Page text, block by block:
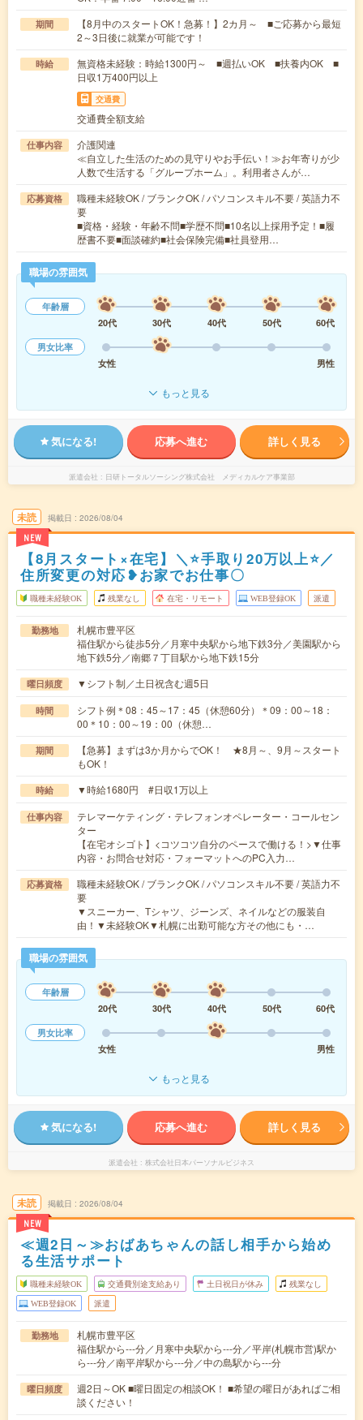
期間
【8月中のスタートOK！急募！】2カ月～ ■ご応募から最短
2～3日後に就業が可能です！
時給
無資格未経験：時給1300円～ ■週払いOK ■扶養内OK ■
日収1万400円以上
交通費
交通費全額支給
仕事内容
介護関連
≪自立した生活のための見守りやお手伝い！≫お年寄りが少
人数で生活する「グループホーム」。利用者さんが…
応募資格
職種未経験OK / ブランクOK / パソコンスキル不要 / 英語力不
要
■資格・経験・年齢不問■学歴不問■10名以上採用予定！■履
歴書不要■面談確約■社会保険完備■社員登用…
職場の雰囲気
年齢層
20代
30代 40代 50代
60代
男女比率
女性
男性
もっと見る
気になる! 応募へ進む 詳しく見る
派遣会社 日研トータルソーシング株式会社 メディカルケア事業部
未読
NEW
掲載日 2026/08/04
【8月スタート×在宅】＼⭐手取り20万以上⭐／
住所変更の対応❥お家でお仕事〇
職種未経験OK 残業なし 在宅・リモート WEB登録OK 派遣
勤務地
札幌市豊平区
福住駅から徒歩5分／月寒中央駅から地下鉄3分／美園駅から
地下鉄5分／南郷７丁目駅から地下鉄15分
曜日頻度 ▼シフト制／土日祝含む週5日
時間
シフト例＊08：45～17：45（休憩60分）＊09：00～18：
00＊10：00～19：00（休憩…
期間
【急募】まずは3か月からでOK！ ★8月～、9月～スタート
もOK！
時給 ▼時給1680円 #日収1万以上
仕事内容
テレマーケティング・テレフォンオペレーター・コールセン
ター
【在宅オシゴト】<コツコツ自分のペースで働ける！>▼仕事
内容・お問合せ対応・フォーマットへのPC入力…
応募資格
職種未経験OK / ブランクOK / パソコンスキル不要 / 英語力不
要
▼スニーカー、Tシャツ、ジーンズ、ネイルなどの服装自
由！▼未経験OK▼札幌に出勤可能な方その他にも・…
職場の雰囲気
年齢層
20代
30代 40代 50代
60代
男女比率
女性
男性
もっと見る
気になる! 応募へ進む 詳しく見る
派遣会社 株式会社日本パーソナルビジネス
未読
NEW
掲載日 2026/08/04
≪週2日～≫おばあちゃんの話し相手から始め
る生活サポート
職種未経験OK 交通費別途支給あり 土日祝日が休み 残業なし
WEB登録OK 派遣
勤務地
札幌市豊平区
福住駅から---分／月寒中央駅から---分／平岸(札幌市営)駅か
ら---分／南平岸駅から---分／中の島駅から---分
曜日頻度
週2日～OK ■曜日固定の相談OK！ ■希望の曜日があればご相
談ください！